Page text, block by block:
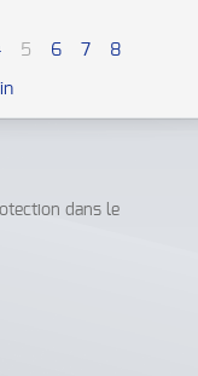
5 6 7 8
dans le